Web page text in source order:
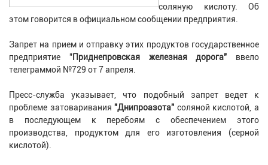
соляную кислоту. Об
этом говорится в официальном сообщении предприятия.
Запрет на прием и отправку этих продуктов государственное
предприятие "Приднепровская железная дорога" ввело
телеграммой №729 от 7 апреля.
Пресс-служба указывает, что подобный запрет ведет к
проблеме затоваривания "Днипроазота" соляной кислотой, а
в последующем к перебоям с обеспечением этого
производства, продуктом для его изготовления (серной
кислотой).